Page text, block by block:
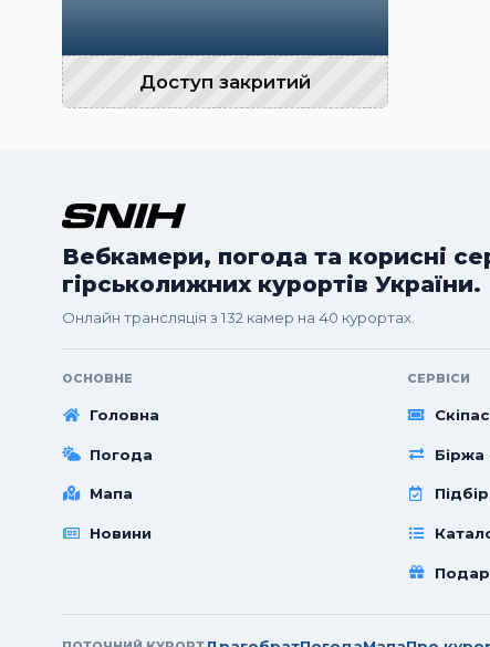
Доступ закритий
Вебкамери, погода та корисні
гірськолижних курортів України.
Онлайн трансляція з 132 камер на 40 курортах.
ОСНОВНЕ
Головна
Погода
Мапа
Новини
СЕРВІСИ
Біржа